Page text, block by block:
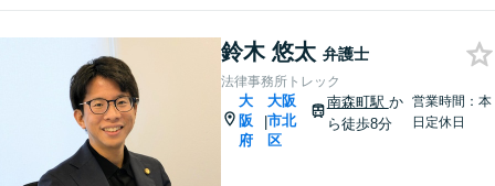
鈴木 悠太 弁護士
法律事務所トレック
大
阪
府
|
大阪
市北
区
南森町駅 か
ら徒歩8分
営業時間：本
日定休日